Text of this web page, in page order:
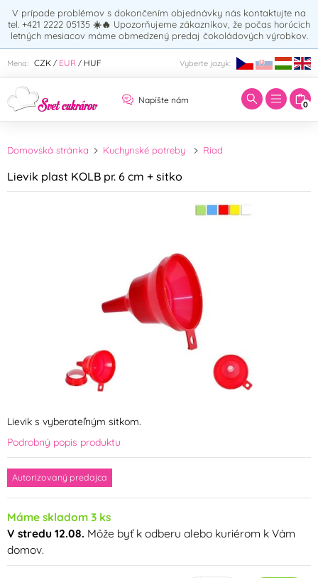
V prípade problémov s dokončením objednávky nás kontaktujte na
tel. +421 2222 05135 ☀️🔥 Upozorňujeme zákazníkov, že počas horúcich
letných mesiacov máme obmedzený predaj čokoládových výrobkov.
Mena: CZK / EUR / HUF Vyberte jazyk:
Napíšte nám 0
Zadajte hľadaný výraz:
Domovská stránka Kuchynské potreby Riad
Lievik plast KOLB pr. 6 cm + sitko
Lievik s vyberateľným sitkom.
Podrobný popis produktu
Autorizovaný predajca
Máme skladom 3 ks
V stredu 12.08. Môže byť k odberu alebo kuriérom k Vám
domov.